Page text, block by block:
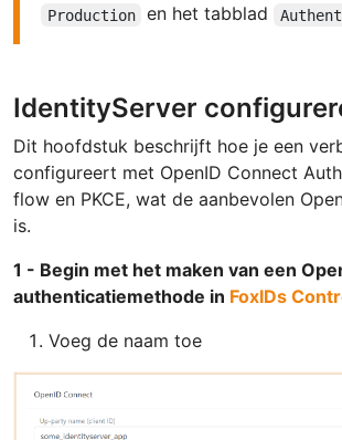
Production en het tabblad
IdentityServer
Dit hoofdstuk beschrijft hoe je een
configureert met OpenID Connect
flow en PKCE, wat de aanbevolen
is.
1 - Begin met het maken van een
authenticatiemethode in FoxIDs
Voeg de naam toe